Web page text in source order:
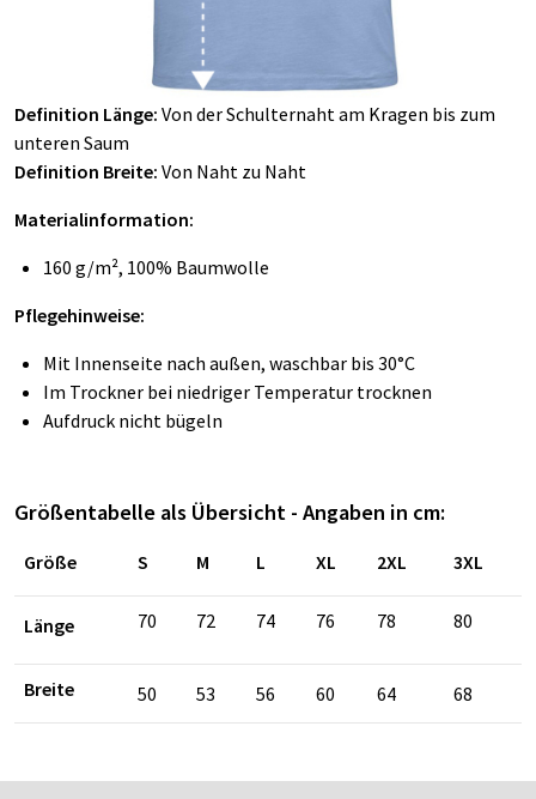
Definition Länge: Von der Schulternaht am Kragen bis zum
unteren Saum
Definition Breite: Von Naht zu Naht
Materialinformation:
160 g/m², 100% Baumwolle
Pflegehinweise:
Mit Innenseite nach außen, waschbar bis 30°C
Im Trockner bei niedriger Temperatur trocknen
Aufdruck nicht bügeln
Größentabelle als Übersicht - Angaben in cm:
Größe S M L XL 2XL 3XL
Länge 70 72 74 76 78 80
Breite 50 53 56 60 64 68